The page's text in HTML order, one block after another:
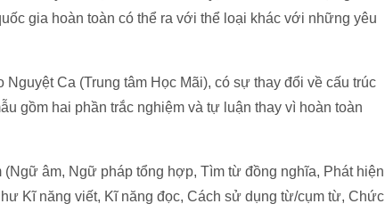
gia hoàn toàn có thể ra với thể loại khác với những yêu
Nguyệt Ca (Trung tâm Học Mãi), có sự thay đổi về cấu trúc
gồm hai phần trắc nghiệm và tự luận thay vì hoàn toàn
(Ngữ âm, Ngữ pháp tổng hợp, Tìm từ đồng nghĩa, Phát hiện
Kĩ năng viết, Kĩ năng đọc, Cách sử dụng từ/cụm từ, Chức